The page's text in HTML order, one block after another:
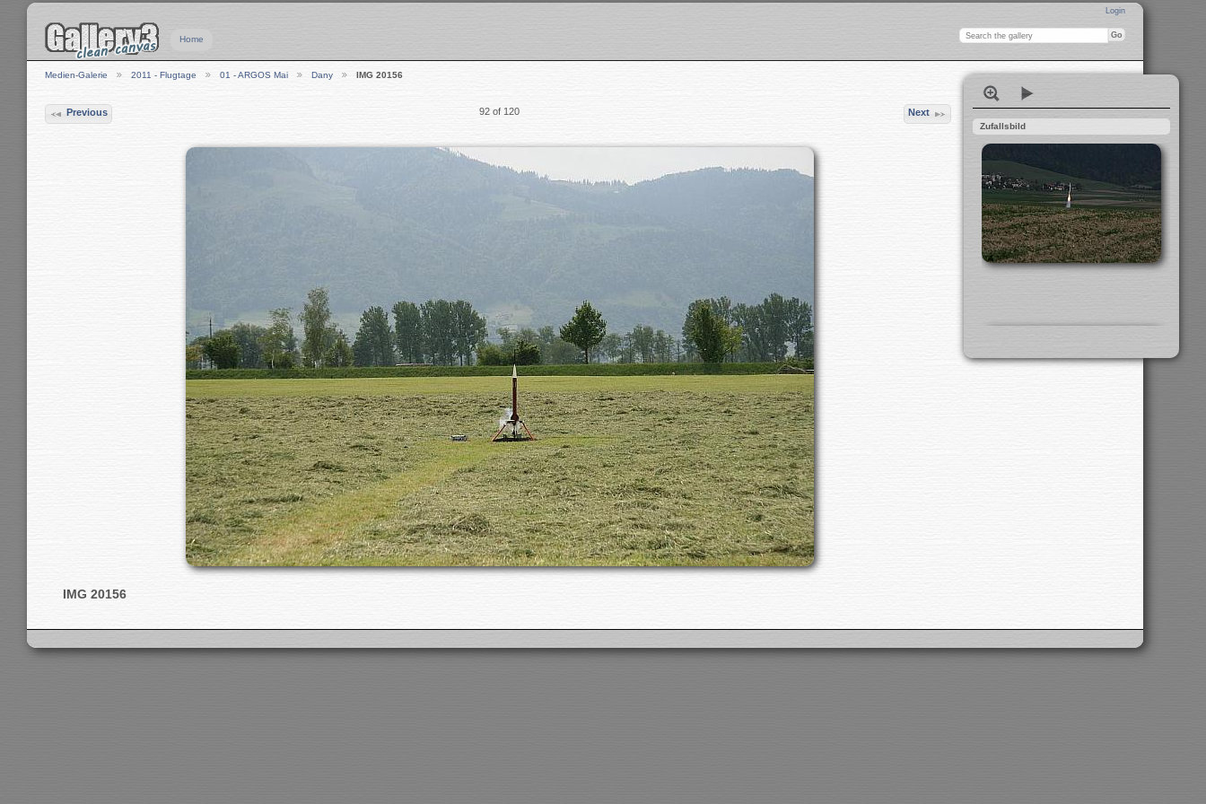
Login
Home
Medien-Galerie 2011 - Flugtage 01 - ARGOS Mai Dany IMG 20156
Previous 92 of 120 Next
IMG 20156
Zufallsbild